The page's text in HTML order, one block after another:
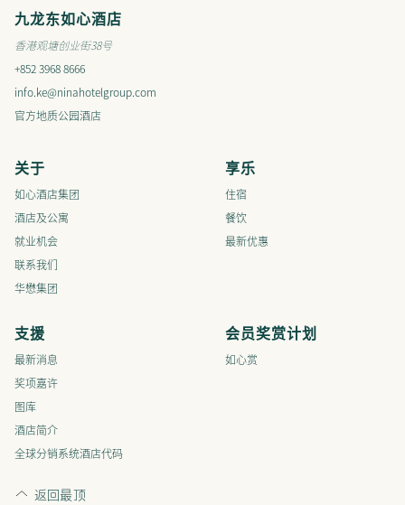
九龙东如心酒店
香港观塘创业街38号
+852 3968 8666
info.ke@ninahotelgroup.com
官方地质公园酒店
关于
如心酒店集团
酒店及公寓
就业机会
联系我们
华懋集团
享乐
住宿
餐饮
最新优惠
支援
最新消息
奖项嘉许
图库
酒店简介
全球分销系统酒店代码
会员奖赏计划
如心赏
返回最顶